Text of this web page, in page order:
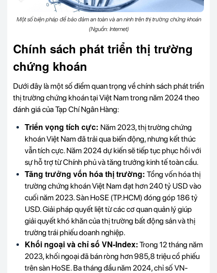
Một số biện pháp để bảo đảm an toàn và an ninh trên thị trường chứng khoán
(Nguồn: Internet)
Chính sách phát triển thị trường
chứng khoán
Dưới đây là một số điểm quan trọng về chính sách phát triển
thị trường chứng khoán tại Việt Nam trong năm 2024 theo
đánh giá của Tạp Chí Ngân Hàng:
Triển vọng tích cực: Năm 2023, thị trường chứng
khoán Việt Nam đã trải qua biến động, nhưng kết thúc
vẫn tích cực. Năm 2024 dự kiến sẽ tiếp tục phục hồi với
sự hỗ trợ từ Chính phủ và tăng trưởng kinh tế toàn cầu.
Tăng trưởng vốn hóa thị trường: Tổng vốn hóa thị
trường chứng khoán Việt Nam đạt hơn 240 tỷ USD vào
cuối năm 2023. Sàn HoSE (TP.HCM) đóng góp 186 tỷ
USD. Giải pháp quyết liệt từ các cơ quan quản lý giúp
giải quyết khó khăn của thị trường bất động sản và thị
trường trái phiếu doanh nghiệp.
Khối ngoại và chỉ số VN-Index: Trong 12 tháng năm
2023, khối ngoại đã bán ròng hơn 985,8 triệu cổ phiếu
trên sàn HoSE. Ba tháng đầu năm 2024, chỉ số VN-